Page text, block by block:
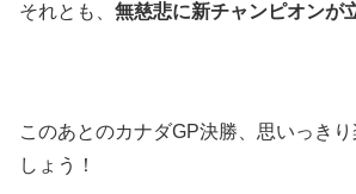
それとも、 無慈悲に新チャンピオンが
このあとのカナダGP決勝、思いっき
しょう！